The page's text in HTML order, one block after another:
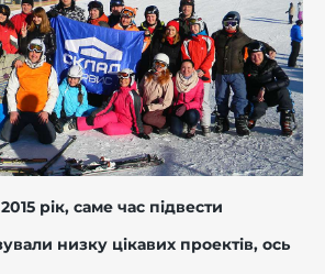
рік, саме час підвести
низку цікавих проектів, ось